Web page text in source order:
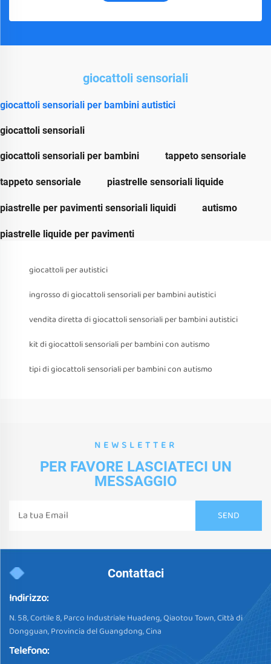
giocattoli sensoriali
giocattoli sensoriali per bambini autistici
giocattoli sensoriali
giocattoli sensoriali per bambini tappeto sensoriale
tappeto sensoriale piastrelle sensoriali liquide
piastrelle per pavimenti sensoriali liquidi autismo
piastrelle liquide per pavimenti
giocattoli per autistici
ingrosso di giocattoli sensoriali per bambini autistici
vendita diretta di giocattoli sensoriali per bambini autistici
kit di giocattoli sensoriali per bambini con autismo
tipi di giocattoli sensoriali per bambini con autismo
NEWSLETTER
PER FAVORE LASCIATECI UN
MESSAGGIO
Contattaci
Indirizzo:
N. 58, Cortile 8, Parco Industriale Huadeng, Qiaotou Town, Città di
Dongguan, Provincia del Guangdong, Cina
Telefono: